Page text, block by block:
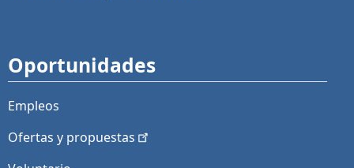
Oportunidades
Empleos
Ofertas y propuestas